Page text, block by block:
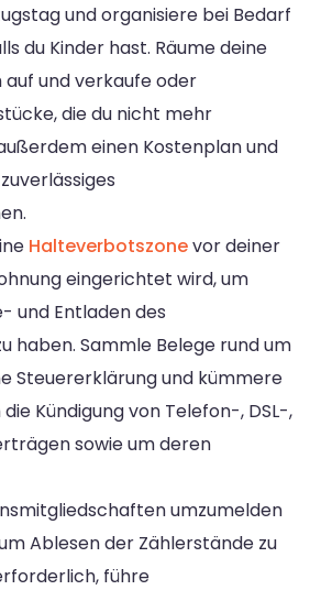
und organisiere bei Bedarf
du Kinder hast. Räume deine
und verkaufe oder
die du nicht mehr
einen Kostenplan und
Halteverbotszonevor deiner
eingerichtet wird, um
und Entladen des
haben. Sammle Belege rund um
Steuererklärung und kümmere
Kündigung von Telefon-, DSL-,
sowie um deren
umzumelden
Ablesen der Zählerstände zu
führe